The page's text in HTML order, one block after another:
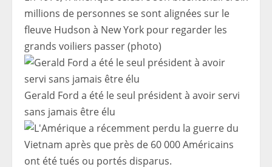
millions de personnes se sont alignées sur le
fleuve Hudson à New York pour regarder les
grands voiliers passer (photo)
Gerald Ford a été le seul président à avoir servi
sans jamais être élu